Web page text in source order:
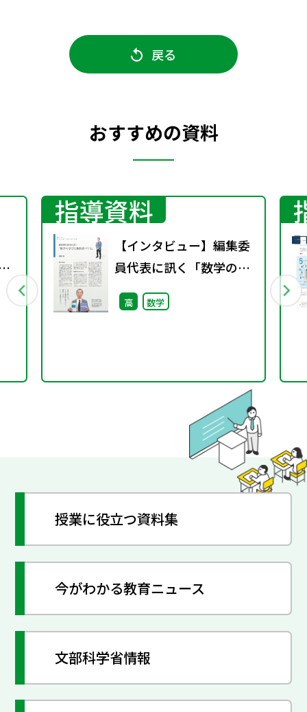
戻る
おすすめの資料
指導資料
【インタビュー】編集委
員代表に訊く「数学の学
びと教科書づくり」
高 数学
授業に役立つ資料集
今がわかる教育ニュース
文部科学省情報